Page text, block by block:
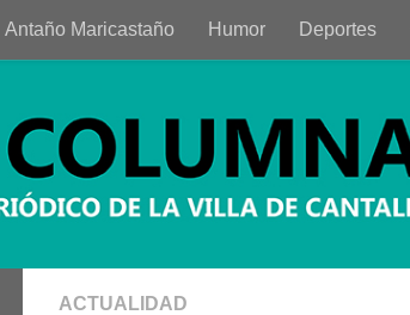
Antaño Maricastaño Humor Deportes
ACTUALIDAD